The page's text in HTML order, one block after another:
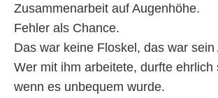
Zusammenarbeit auf Augenhöhe.
Fehler als Chance.
Das war keine Floskel, das war sein
Wer mit ihm arbeitete, durfte ehrlich
wenn es unbequem wurde.